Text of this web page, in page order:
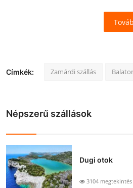
Címkék: Zamárdi szállás
Népszerű szállások
Dugi otok
3104 megtekintés